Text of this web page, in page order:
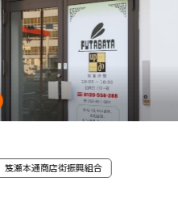
笈瀬本通商店街振興組合